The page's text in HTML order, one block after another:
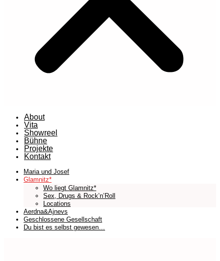
About
Vita
Showreel
Bühne
Projekte
Kontakt
Maria und Josef
Glamnitz*
Wo liegt Glamnitz*
Sex, Drugs & Rock’n’Roll
Locations
Aerdna&Ajnevs
Geschlossene Gesellschaft
Du bist es selbst gewesen…